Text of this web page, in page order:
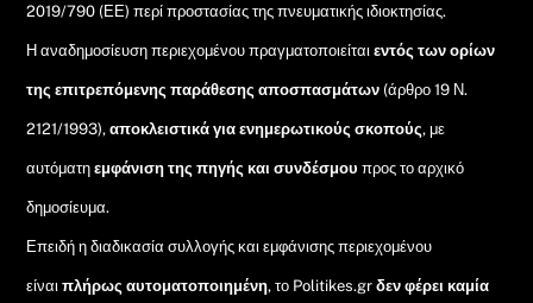
2019/790 (ΕΕ) περί προστασίας της πνευματικής ιδιοκτησίας.
Η αναδημοσίευση περιεχομένου πραγματοποιείταιεντός των ορίων
της επιτρεπόμενης παράθεσης αποσπασμάτων (άρθρο 19 Ν.
2121/1993), αποκλειστικά για ενημερωτικούς σκοπούς, με
αυτόματηεμφάνιση της πηγής και συνδέσμου προς το αρχικό
δημοσίευμα.
Επειδή η διαδικασία συλλογής και εμφάνισης περιεχομένου
είναιπλήρως αυτοματοποιημένη, το Politikes.grδεν φέρει καμία